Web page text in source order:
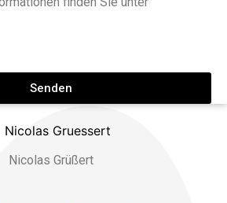
Senden
Nicolas Grüßert